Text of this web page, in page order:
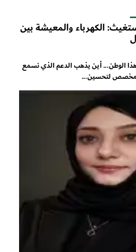
الكهرباء والمعيشة بين
الوطن... أين يذهب الدعم الذي نسمع
لتحسين...